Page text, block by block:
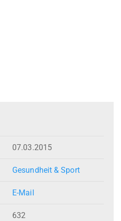
07.03.2015
Gesundheit & Sport
E-Mail
632